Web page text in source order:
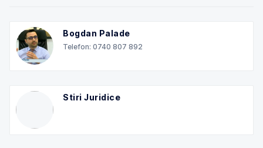
Bogdan Palade
Telefon: 0740 807 892
Stiri Juridice